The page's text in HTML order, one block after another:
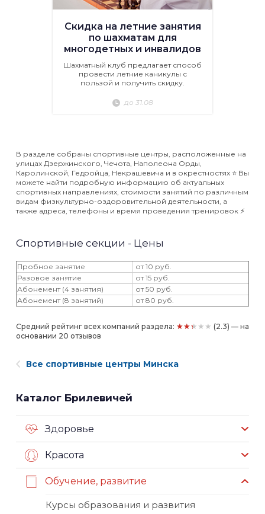
Скидка на летние занятия
по шахматам для
многодетных и инвалидов
Шахматный клуб предлагает способ
провести летние каникулы с
пользой и получить скидку.
до 31.08
В разделе собраны спортивные центры, расположенные на
улицах Дзержинского, Чечота, Наполеона Орды,
Каролинской, Гедройца, Некрашевича и в окрестностях ⭐️ Вы
можете найти подробную информацию об актуальных
спортивных направлениях, стоимости занятий по различным
видам физкультурно-оздоровительной деятельности, а
также адреса, телефоны и время проведения тренировок ⚡️
Спортивные секции - Цены
Пробное занятие
от 10 руб.
Разовое занятие
от 15 руб.
Абонемент (4 занятия)
от 50 руб.
Абонемент (8 занятий)
от 80 руб.
Средний рейтинг всех компаний раздела: ★★★★★ (2.3) — на
основании 20 отзывов
Все спортивные центры Минска
Каталог Брилевичей
Здоровье
Красота
Обучение, развитие
Курсы образования и развития